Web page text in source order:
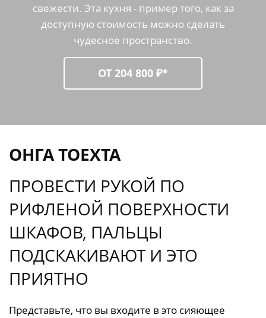
свежести. Эта кухня - пример того, как за
доступную стоимость можно сделать
чудесное пространство.
ОТ 204 800 ₽*
ОНГА ТОЕХТА
ПРОВЕСТИ РУКОЙ ПО
РИФЛЕНОЙ ПОВЕРХНОСТИ
ШКАФОВ, ПАЛЬЦЫ
ПОДСКАКИВАЮТ И ЭТО
ПРИЯТНО
Представьте, что вы входите в это сияющее